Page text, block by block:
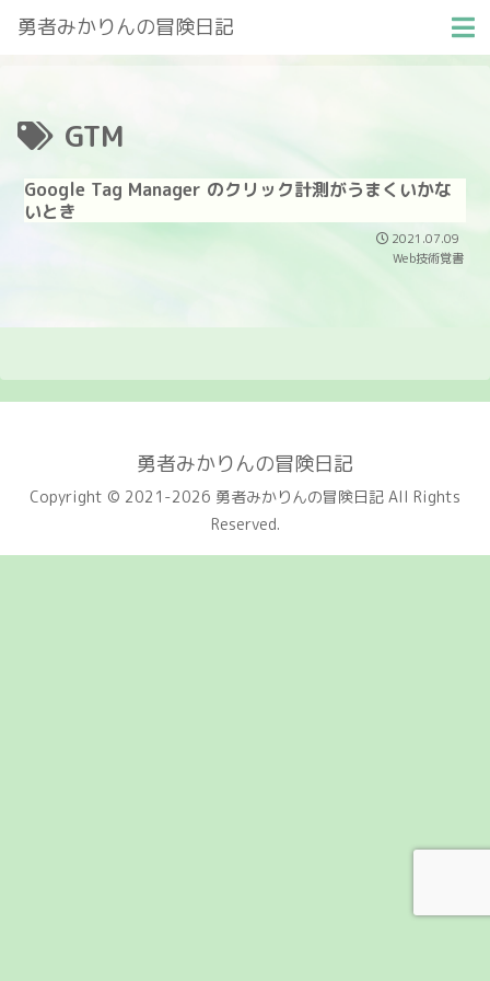
勇者みかりんの冒険日記
GTM
Google Tag Manager のクリック計測がうまくいかな
いとき
2021.07.09
Web技術覚書
勇者みかりんの冒険日記
Copyright © 2021-2026 勇者みかりんの冒険日記 All Rights
Reserved.